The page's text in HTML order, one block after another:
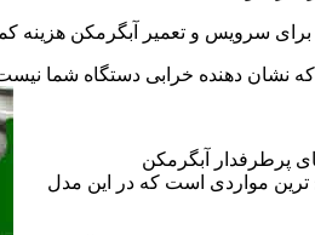
سرویس و تعمیر آبگرمکن هزینه
نشان دهنده خرابی دستگاه شما
پرطرفدار آبگرمکن
مواردی است که در این مدل